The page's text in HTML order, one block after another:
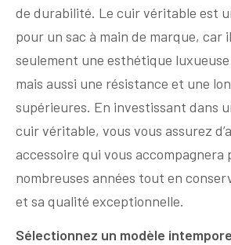
de durabilité. Le cuir véritable est
pour un sac à main de marque, car
seulement une esthétique
mais aussi une résistance et une
supérieures. En investissant dans
cuir véritable, vous vous assurez
accessoire qui vous accompagnera
nombreuses années tout en
et sa qualité exceptionnelle.
Sélectionnez un modèle